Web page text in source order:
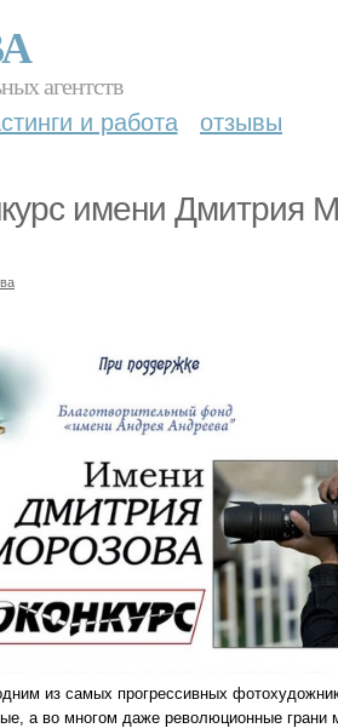
агентств
и работа отзывы
имени Дмитрия
из самых прогрессивных
а во многом даже революционные